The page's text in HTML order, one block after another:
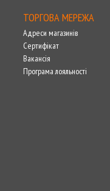
ТОРГОВА МЕРЕЖА
Адреси магазинів
Сертифікат
Вакансія
Програма лояльності